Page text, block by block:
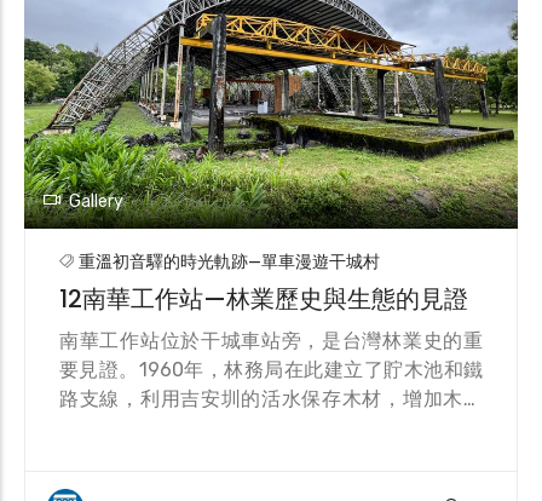
Gallery
重溫初音驛的時光軌跡—單車漫遊干城村
12南華工作站—林業歷史與生態的見證
南華工作站位於干城車站旁，是台灣林業史的重
要見證。1960年，林務局在此建立了貯木池和鐵
路支線，利用吉安圳的活水保存木材，增加木材
從山區砍伐下來的木材。後來因林業轉型，製材